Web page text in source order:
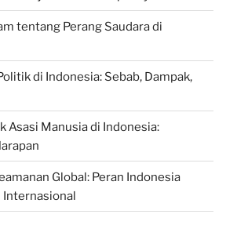
tentang Perang Saudara di
di Indonesia: Sebab, Dampak,
Asasi Manusia di Indonesia:
Global: Peran Indonesia
Internasional